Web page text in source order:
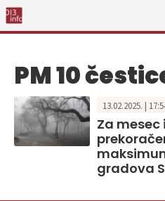
PM 10
13.02.2025. |
Za
gradova